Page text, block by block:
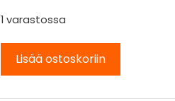
1 varastossa
Lisää ostoskoriin